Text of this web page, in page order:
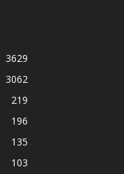
3629
3062
219
196
135
103